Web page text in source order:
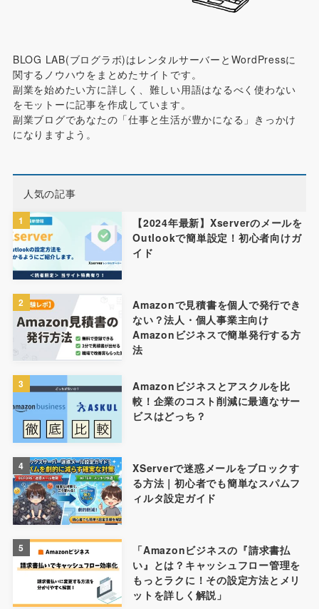
BLOG LAB(ブログラボ)はレンタルサーバーとWordPressに
関するノウハウをまとめたサイトです。
副業を始めたい方に詳しく、難しい用語はなるべく使わない
をモットーに記事を作成しています。
副業ブログであなたの「仕事と生活が豊かになる」きっかけ
になりますよう。
人気の記事
1
【2024年最新】Xserverのメールを
Outlookで簡単設定！初心者向けガ
イド
2
Amazonで見積書を個人で発行でき
ない？法人・個人事業主向け
Amazonビジネスで簡単発行する方
法
3
Amazonビジネスとアスクルを比
較！企業のコスト削減に最適なサー
ビスはどっち？
4
XServerで迷惑メールをブロックす
る方法｜初心者でも簡単なスパムフ
ィルタ設定ガイド
5
「Amazonビジネスの『請求書払
い』とは？キャッシュフロー管理を
もっとラクに！その設定方法とメリ
ットを詳しく解説」